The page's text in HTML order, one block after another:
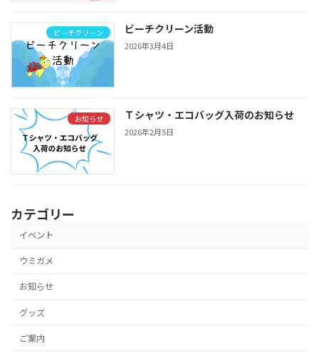
ビーチクリーン ビーチクリーン活動
2026年3月4日
お知らせ Ｔシャツ・エコバッグ入荷のお知らせ
2026年2月5日
カテゴリー
イベント
ウミガメ
お知らせ
グッズ
ご案内